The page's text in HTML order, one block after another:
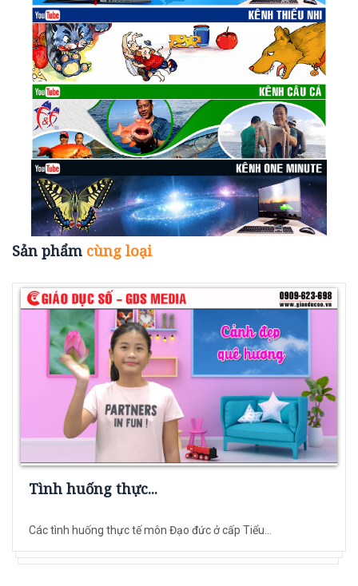
Sản phẩm cùng loại
Tình huống thực...
Các tình huống thực tế môn Đạo đức ở cấp Tiểu...